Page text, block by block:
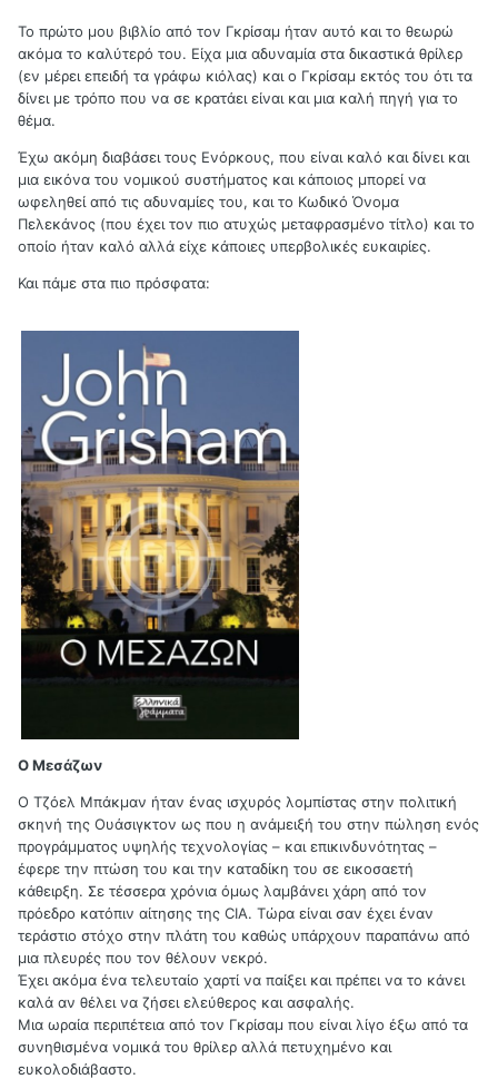
Το πρώτο μου βιβλίο από τον Γκρίσαμ ήταν αυτό και το θεωρώ
ακόμα το καλύτερό του. Είχα μια αδυναμία στα δικαστικά θρίλερ
(εν μέρει επειδή τα γράφω κιόλας) και ο Γκρίσαμ εκτός του ότι τα
δίνει με τρόπο που να σε κρατάει είναι και μια καλή πηγή για το
θέμα.
Έχω ακόμη διαβάσει τους Ενόρκους, που είναι καλό και δίνει και
μια εικόνα του νομικού συστήματος και κάποιος μπορεί να
ωφεληθεί από τις αδυναμίες του, και το Κωδικό Όνομα
Πελεκάνος (που έχει τον πιο ατυχώς μεταφρασμένο τίτλο) και το
οποίο ήταν καλό αλλά είχε κάποιες υπερβολικές ευκαιρίες.
Και πάμε στα πιο πρόσφατα:
Ο Μεσάζων
Ο Τζόελ Μπάκμαν ήταν ένας ισχυρός λομπίστας στην πολιτική
σκηνή της Ουάσιγκτον ως που η ανάμειξή του στην πώληση ενός
προγράμματος υψηλής τεχνολογίας – και επικινδυνότητας –
έφερε την πτώση του και την καταδίκη του σε εικοσαετή
κάθειρξη. Σε τέσσερα χρόνια όμως λαμβάνει χάρη από τον
πρόεδρο κατόπιν αίτησης της CIA. Τώρα είναι σαν έχει έναν
τεράστιο στόχο στην πλάτη του καθώς υπάρχουν παραπάνω από
μια πλευρές που τον θέλουν νεκρό.
Έχει ακόμα ένα τελευταίο χαρτί να παίξει και πρέπει να το κάνει
καλά αν θέλει να ζήσει ελεύθερος και ασφαλής.
Μια ωραία περιπέτεια από τον Γκρίσαμ που είναι λίγο έξω από τα
συνηθισμένα νομικά του θρίλερ αλλά πετυχημένο και
ευκολοδιάβαστο.